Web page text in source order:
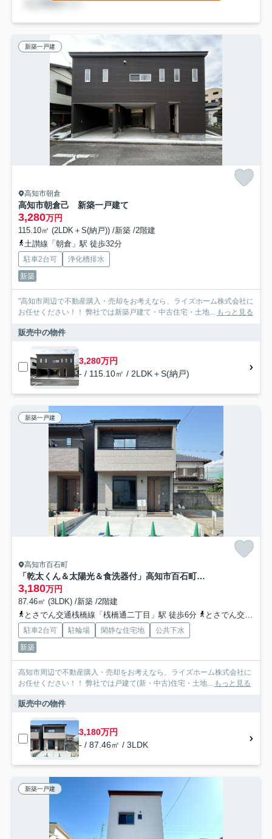
新築一戸建
高知市朝倉
高知市朝倉己 新築一戸建て
3,280万円
115.10㎡ (2LDK＋S(納戸)) /新築 /2階建
土讃線「朝倉」駅 徒歩32分
駐車2台可
浄化槽排水
新築
"高知市周辺で不動産購入・売却をお考えなら、ライズホーム株式会社に
お任せください！！ 弊社では新築戸建て・中古住宅・土地... もっと見る
販売中の物件
3,280万円
- / 115.10㎡ / 2LDK＋S(納戸)
新築一戸建
高知市百石町
「乾太くん＆太陽光＆食洗器付」高知市百石町２丁目（3号地） 新築住宅
3,180万円
87.46㎡ (3LDK) /新築 /2階建
とさでん交通桟橋線「桟橋通二丁目」駅 徒歩6分
とさでん交通桟橋線「桟橋通一丁目」駅 徒歩8分
駐車2台可 駐輪場 閑静な住宅地
公共下水
新築
高知市周辺で不動産購入・売却をお考えなら、ライズホーム株式会社に
お任せください！！ 弊社では戸建て(新・中古)住宅・土地... もっと見る
販売中の物件
3,180万円
- / 87.46㎡ / 3LDK
新築一戸建